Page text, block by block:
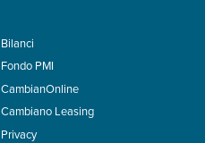
Bilanci
Fondo PMI
CambianOnline
Cambiano Leasing
Privacy